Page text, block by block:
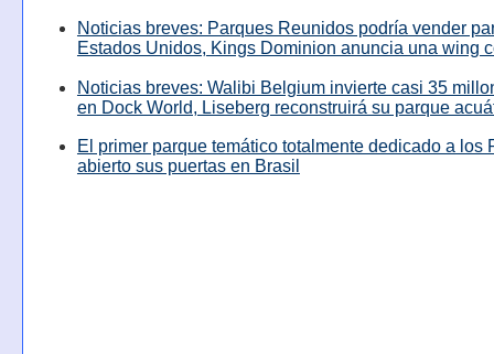
Noticias breves: Parques Reunidos podría vender
Estados Unidos, Kings Dominion anuncia una wing
Noticias breves: Walibi Belgium invierte casi 35
en Dock World, Liseberg reconstruirá su parque
El primer parque temático totalmente dedicado a los
abierto sus puertas en Brasil